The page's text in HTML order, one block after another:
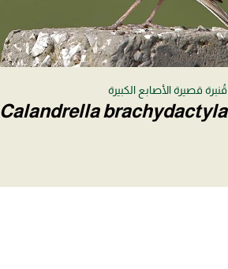
قُنبرة قصيرة الأصابع الكبيرة
Calandrella brachydactyla